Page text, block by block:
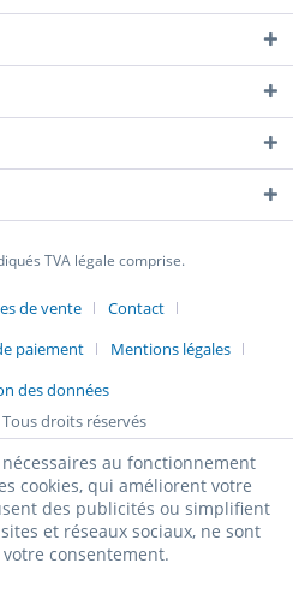
TVA légale comprise.
de vente
Contact
paiement
Mentions légales
des données
droits réservés
au fonctionnement
cookies, qui améliorent votre
des publicités ou simplifient
et réseaux sociaux, ne sont
consentement.